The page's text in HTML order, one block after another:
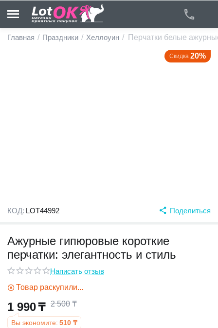
Главная / Праздники / Хеллоуин / Перчатки белые
Скидка 20%
КОД: LOT44992 Поделиться
Ажурные гипюровые короткие
перчатки: элегантность и стиль
Написать отзыв
Товар раскупили...
1 990₸ 2 500 ₸
Вы экономите: 510 ₸